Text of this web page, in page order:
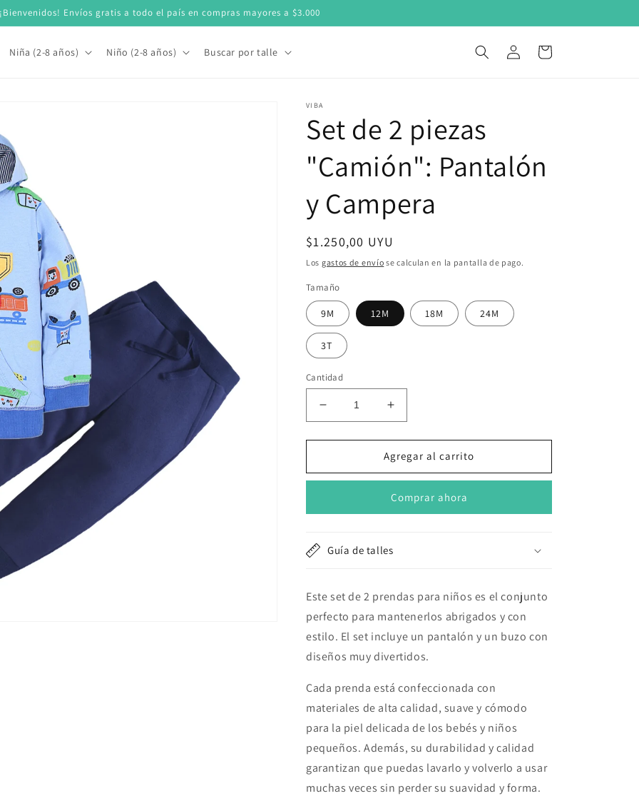
¡Bienvenidos! Envíos gratis a todo el país en compras mayores a $3.000
Niña (2-8 años) Niño (2-8 años) Buscar por talle
Iniciar
sesión
Carrito
VIBA
Set de 2 piezas
"Camión": Pantalón
y Campera
Precio
habitual
$1.250,00 UYU
Los gastos de envío se calculan en la pantalla de pago.
Tamaño
9M 12M 18M 24M
3T
Cantidad
Reducir
cantidad
para
de
&quot;Camión&quot;:
Aumentar
cantidad
para
Set
de
piezas
&quot;Camión&quot;:
y
Agregar al carrito
Comprar ahora
Guía de talles
Este set de 2 prendas para niños es el conjunto
perfecto para mantenerlos abrigados y con
estilo. El set incluye un pantalón y un buzo con
diseños muy divertidos.
Cada prenda está confeccionada con
materiales de alta calidad, suave y cómodo
para la piel delicada de los bebés y niños
pequeños. Además, su durabilidad y calidad
garantizan que puedas lavarlo y volverlo a usar
muchas veces sin perder su suavidad y forma.